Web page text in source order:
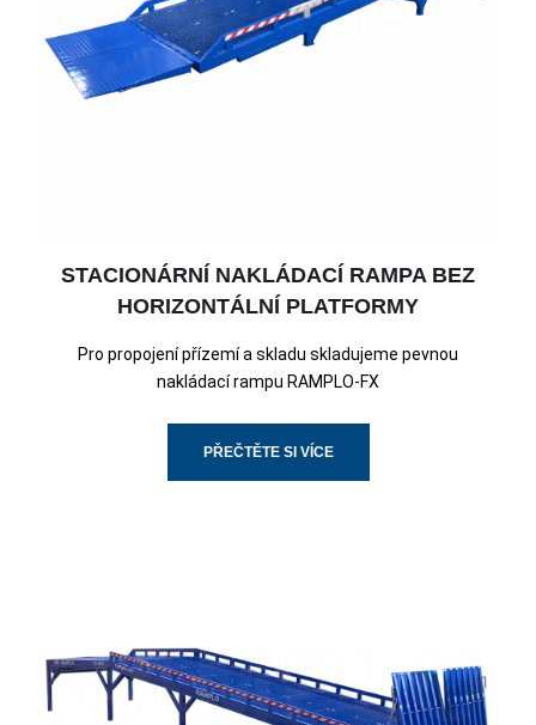
STACIONÁRNÍ NAKLÁDACÍ RAMPA BEZ
HORIZONTÁLNÍ PLATFORMY
Pro propojení přízemí a skladu skladujeme pevnou
nakládací rampu RAMPLO-FX
PŘEČTĚTE SI VÍCE